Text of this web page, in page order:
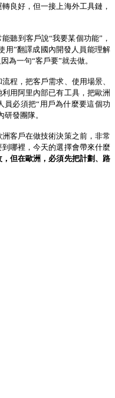
良好，但一接上海外工具鏈，
能聽到客戶說“我要某個功能” ，
用”翻譯成國內開發人員能理解
為一句“客戶要”就去做。
程，把客戶需求、使用場景、
用阿里內部已有工具，把歐洲
員必須把“用戶為什麼要這個功
發團隊。
客戶在做技術決策之前，非常
哪裡，今天的選擇會帶來什麼
但在歐洲，必須先把計劃、路